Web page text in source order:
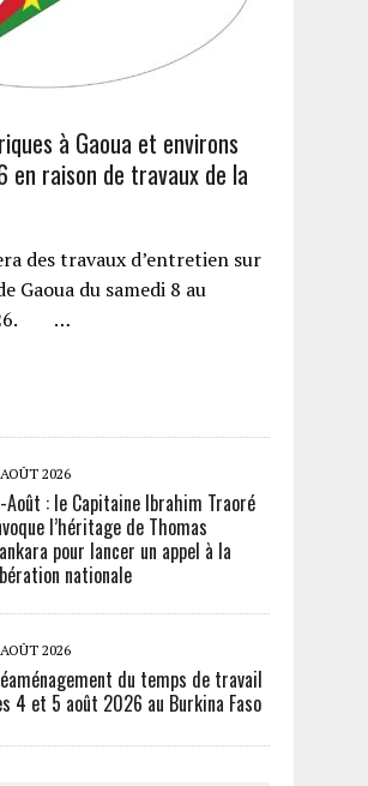
à Gaoua et environs
raison de travaux de la
des travaux d’entretien sur
Gaoua du samedi 8 au
…
2026
Août : le Capitaine Ibrahim Traoré
l’héritage de Thomas
pour lancer un appel à la
nationale
2026
du temps de travail
4 et 5 août 2026 au Burkina Faso